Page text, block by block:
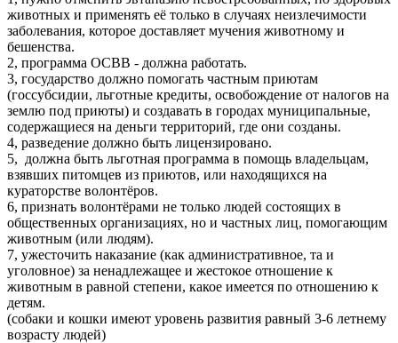
животных и применять её только в случаях неизлечимости
заболевания, которое доставляет мучения животному и
бешенства.
2, программа ОСВВ - должна работать.
3, государство должно помогать частным приютам
(госсубсидии, льготные кредиты, освобождение от налогов на
землю под приюты) и создавать в городах муниципальные,
содержащиеся на деньги территорий, где они созданы.
4, разведение должно быть лицензировано.
5, должна быть льготная программа в помощь владельцам,
взявших питомцев из приютов, или находящихся на
кураторстве волонтёров.
6, признать волонтёрами не только людей состоящих в
общественных организациях, но и частных лиц, помогающим
животным (или людям).
7, ужесточить наказание (как административное, та и
уголовное) за ненадлежащее и жестокое отношение к
животным в равной степени, какое имеется по отношению к
детям.
(собаки и кошки имеют уровень развития равный 3-6 летнему
возрасту людей)